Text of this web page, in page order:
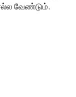
வேண்டும்.